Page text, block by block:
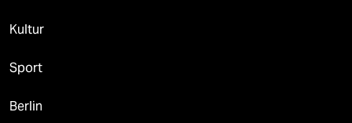
Kultur
Sport
Berlin